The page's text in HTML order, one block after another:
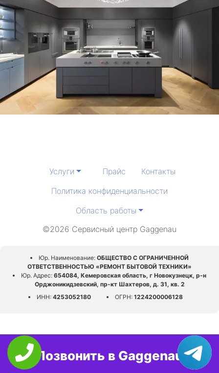
Услуги Прайс
Контакты
Политика конфиденциальности
Область работы
©2026 Сервисный центр Gaggenau
Юр. Наименование: ОБЩЕСТВО С ОГРАНИЧЕННОЙ
ОТВЕТСТВЕННОСТЬЮ «РЕМОНТ БЫТОВОЙ ТЕХНИКИ»
Юр. Адрес: 654084, Кемеровская область, г Новокузнецк, р-н
Орджоникидзевский, пр-кт Шахтеров, д. 31, кв. 2
ИНН: 4253052180 ОГРН: 1224200006128
Позвонить в Gaggenau